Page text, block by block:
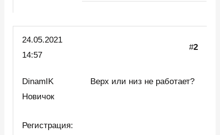
24.05.2021
14:57
#2
DinamIK
Новичок
Регистрация:
Верх или низ не работает?